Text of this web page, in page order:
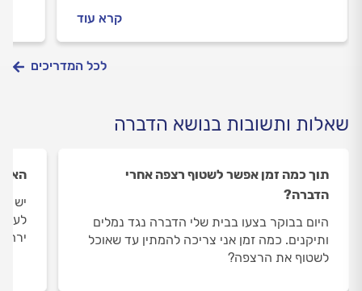
קרא עוד
לכל המדריכים
שאלות ותשובות בנושא הדברה
תוך כמה זמן אפשר לשטוף רצפה אחרי
הדברה?
היום בבוקר בצעו בבית שלי הדברה נגד נמלים
ותיקנים. כמה זמן אני צריכה להמתין עד שאוכל
לשטוף את הרצפה?
האם
יש